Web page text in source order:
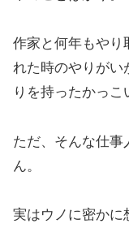
作家と何年もやり
れた時のやりがい
りを持ったかっこ
ただ、そんな仕事
ん。
実はウノに密かに